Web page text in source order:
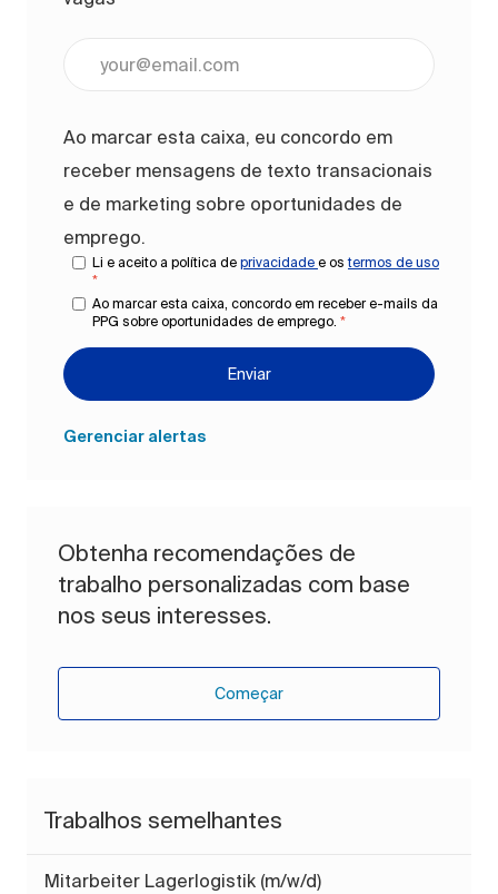
Ao marcar esta caixa, eu concordo em
receber mensagens de texto transacionais
e de marketing sobre oportunidades de
emprego.
Li e aceito a política de privacidade e ostermos de uso
*
Ao marcar esta caixa, concordo em receber e-mails da
PPG sobre oportunidades de emprego. *
Enviar
Gerenciar alertas
Obtenha recomendações de
trabalho personalizadas com base
nos seus interesses.
Começar
Trabalhos semelhantes
Mitarbeiter Lagerlogistik (m/w/d)